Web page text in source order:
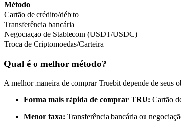
Método
Cartão de crédito/débito
Transferência bancária
Negociação de Stablecoin (USDT/USDC)
Troca de Criptomoedas/Carteira
Qual é o melhor método?
A melhor maneira de comprar Truebit depende de seus
Forma mais rápida de comprar TRU: Cartão
Menor taxa: Transferência bancária ou